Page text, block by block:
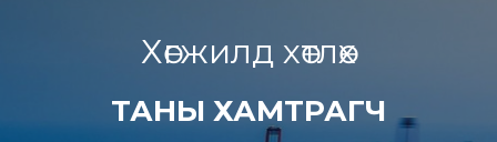
Хөгжилд хөтлөх
ТАНЫ ХАМТРАГЧ